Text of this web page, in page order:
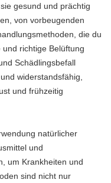
gesund und prächtig
von vorbeugenden
die du
richtige Belüftung
Schädlingsbefall
widerstandsfähig,
und frühzeitig
natürlicher
und
um Krankheiten und
sind nicht nur